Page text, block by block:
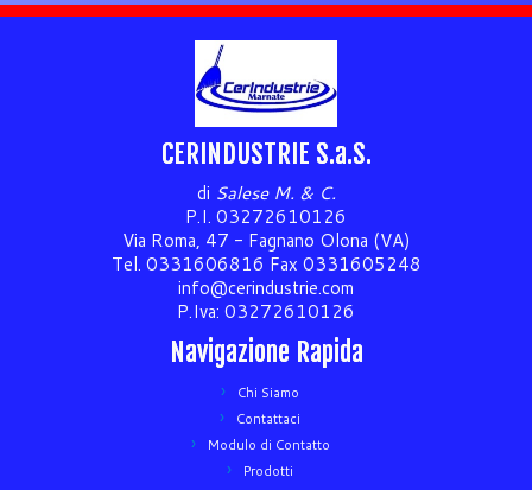
CERINDUSTRIE S.a.S.
di Salese M. & C.
P.I. 03272610126
Via Roma, 47 - Fagnano Olona (VA)
Tel. 0331606816 Fax 0331605248
info@cerindustrie.com
P.Iva: 03272610126
Navigazione Rapida
Chi Siamo
Contattaci
Modulo di Contatto
Prodotti